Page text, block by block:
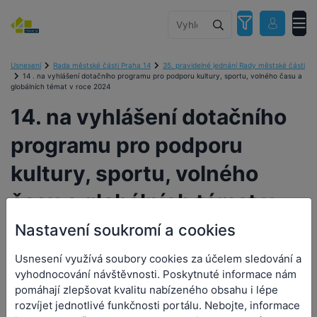
Usnesení Rada městské části Praha 14
35. pravidelné jednání Rady městské části
14 . na vyhlášení dotačního programu pro podporu kultury, sportu, volného času a
globálních témat v roce 2024
14. na vyhlášení dotačního
programu pro podporu
kultury, sportu, volného
času a globálních témat v
roce 2024
14. na vyhlášení dotačního
Nastavení soukromí a cookies
Usnesení využívá soubory cookies za účelem sledování a
vyhodnocování návštěvnosti. Poskytnuté informace nám
pomáhají zlepšovat kvalitu nabízeného obsahu i lépe
rozvíjet jednotlivé funkčnosti portálu. Nebojte, informace